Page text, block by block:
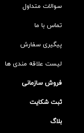
سوالات متداول
تماس با ما
پیگیری سفارش
لیست علاقه مندی ها
فروش سازمانی
ثبت شکایت
بلاگ